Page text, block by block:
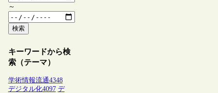
～
検索
キーワードから検
索（テーマ）
学術情報流通4348
デジタル化4097 デ